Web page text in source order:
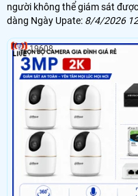
người không thể giám sát
dàng Ngày Upate: 8/4/2026
19608